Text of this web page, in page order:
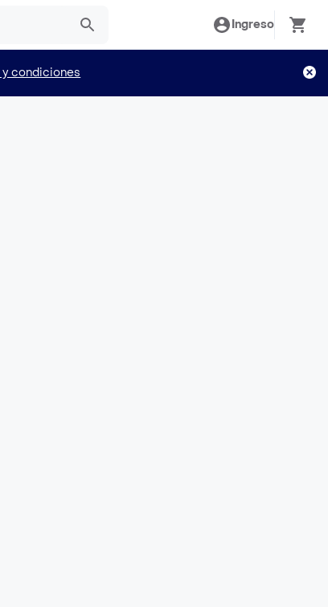
Ingreso
y condiciones